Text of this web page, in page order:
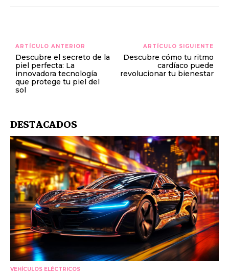
ARTÍCULO ANTERIOR
Descubre el secreto de la
piel perfecta: La
innovadora tecnología
que protege tu piel del
sol
ARTÍCULO SIGUIENTE
Descubre cómo tu ritmo
cardíaco puede
revolucionar tu bienestar
DESTACADOS
VEHÍCULOS ELÉCTRICOS